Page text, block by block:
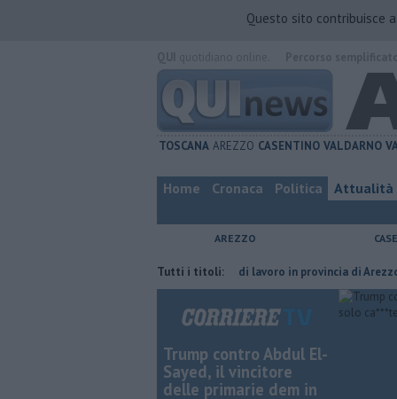
Questo sito contribuisce
TOSCANA AREZZO CASENTINO VALDARNO
Home Cronaca Politica Attualità
AREZZO
Tutti i titoli:
​Tutte le offerte di lavoro in provincia di Arezzo
Trump contro Abdul El-
Sayed, il vincitore
delle primarie dem in